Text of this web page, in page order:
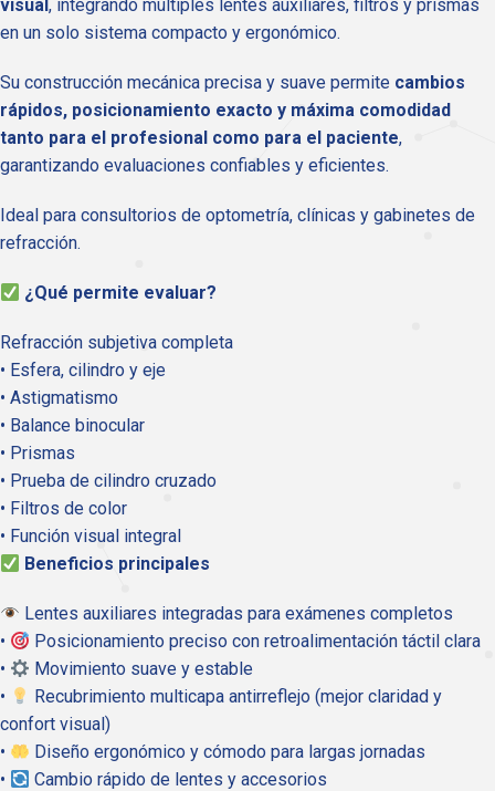
visual, integrando múltiples lentes auxiliares, filtros y prismas
en un solo sistema compacto y ergonómico.
Su construcción mecánica precisa y suave permite cambios
rápidos, posicionamiento exacto y máxima comodidad
tanto para el profesional como para el paciente,
garantizando evaluaciones confiables y eficientes.
Ideal para consultorios de optometría, clínicas y gabinetes de
refracción.
¿Qué permite evaluar?
Refracción subjetiva completa
• Esfera, cilindro y eje
• Astigmatismo
• Balance binocular
• Prismas
• Prueba de cilindro cruzado
• Filtros de color
• Función visual integral
Beneficios principales
Lentes auxiliares integradas para exámenes completos
•
Posicionamiento preciso con retroalimentación táctil clara
•
Movimiento suave y estable
•
Recubrimiento multicapa antirreflejo (mejor claridad y
confort visual)
•
Diseño ergonómico y cómodo para largas jornadas
•
Cambio rápido de lentes y accesorios